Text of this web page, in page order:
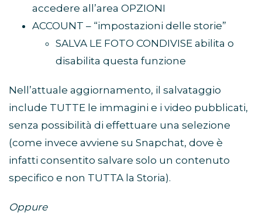
accedere all’area OPZIONI
ACCOUNT – “impostazioni delle storie”
SALVA LE FOTO CONDIVISE abilita o
disabilita questa funzione
Nell’attuale aggiornamento, il salvataggio
include TUTTE le immagini e i video pubblicati,
senza possibilità di effettuare una selezione
(come invece avviene su Snapchat, dove è
infatti consentito salvare solo un contenuto
specifico e non TUTTA la Storia).
Oppure